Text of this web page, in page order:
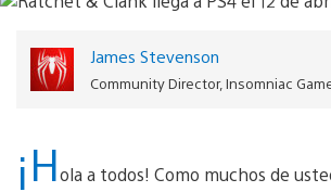
James Stevenson
Community Director, Insomniac
¡Hola a todos! Como muchos de